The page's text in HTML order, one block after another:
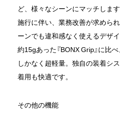
ど、様々なシーンにマッチしま
施行に伴い、業務改善が求めら
ーンでも違和感なく使えるデザ
約15gあった『BONX Grip』に比
しかなく超軽量。独自の装着シ
着用も快適です。
その他の機能